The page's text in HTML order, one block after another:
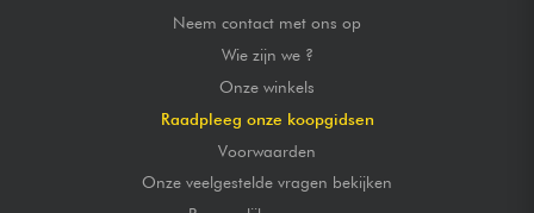
Neem contact met ons op
Wie zijn we ?
Onze winkels
Raadpleeg onze koopgidsen
Voorwaarden
Onze veelgestelde vragen bekijken